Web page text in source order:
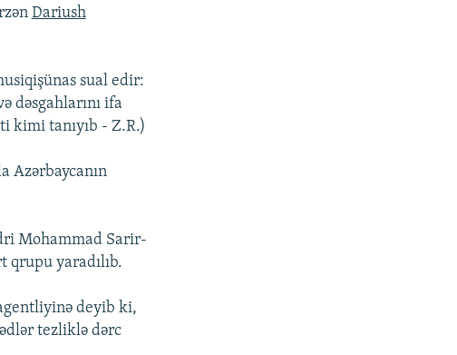
Dariush
sual edir:
dəsgahlarını ifa
kimi tanıyıb - Z.R.)
Azərbaycanın
Mohammad Sarir-
qrupu yaradılıb.
deyib ki,
tezliklə dərc